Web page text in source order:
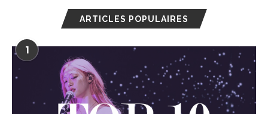
ARTICLES POPULAIRES
1